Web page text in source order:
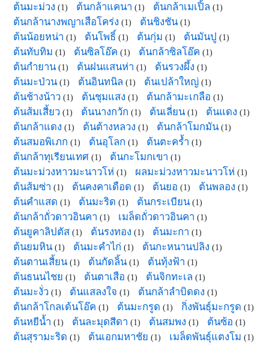
ต้นมะม่วง (1) ต้นกล้าแคนา (1) ต้นกล้าเมเปิ้ล (1)
ต้นกล้านางพญาเสือโคร่ง (1) ต้นชิงชัน (1)
ต้นน้อยหน่า (1) ต้นโพธิ์ (1) ต้นกุ่ม (1) ต้นมันปู (1)
ต้นทับทิม (1) ต้นซิลโอ๊ค (1) ต้นกล้าซิลโอ๊ค (1)
ต้นกำยาน (1) ต้นฝนแสนห่า (1) ต้นรวงผึ้ง (1)
ต้นมะป่วน (1) ต้นอินทนิล (1) ต้นเปล้าใหญ่ (1)
ต้นช้างน้าว (1) ต้นชุมแสง (1) ต้นกล้ามะเกลือ (1)
ต้นส้มเสี้ยว (1) ต้นนางกวัก (1) ต้นเลี่ยน (1) ต้นแดง (1)
ต้นกล้าแดง (1) ต้นต้างหลวง (1) ต้นกล้าโมกมัน (1)
ต้นสมอพิเภก (1) ต้นอุโลก (1) ต้นตะคร้ำ (1)
ต้นกล้าทุเรียนเทศ (1) ต้นกะโมกเขา (1)
ต้นมะม่วงหาวมะนาวโห่ (1) ผลมะม่วงหาวมะนาวโห่ (1)
ต้นส้มซ่า (1) ต้นคงคาเดือด (1) ต้นยอ (1) ต้นพลอง (1)
ต้นคำแสด (1) ต้นมะริด (1) ต้นกระเบียน (1)
ต้นกล้าถั่วดาวอินคา (1) เมล็ดถั่วดาวอินคา (1)
ต้นยูคาลิปตัส (1) ต้นรงทอง (1) ต้นมะกา (1)
ต้นยมหิน (1) ต้นมะคำไก่ (1) ต้นกะหนานปลิง (1)
ต้นตานเสี้ยน (1) ต้นกัดลิ้น (1) ต้นทุ้งฟ้า (1)
ต้นธนนไชย (1) ต้นตาเสือ (1) ต้นจิกทะเล (1)
ต้นมะงั่ว (1) ต้นแสลงใจ (1) ต้นกล้าลำบิดดง (1)
ต้นกล้าโกลเด้นโอ๊ค (1) ต้นมะกรูด (1) กิ่งพันธุ์มะกรูด (1)
ต้นหยีน้ำ (1) ต้นละมุดสีดา (1) ต้นสมพง (1) ต้นซ้อ (1)
ต้นสุรามะริด (1) ต้นเอกมหาชัย (1) เมล็ดพันธุ์แตงโม (1)